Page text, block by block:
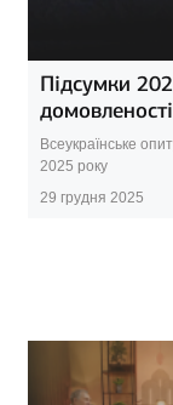
Підсумки
Всеукраїнське
2025 року
29 грудня 2025